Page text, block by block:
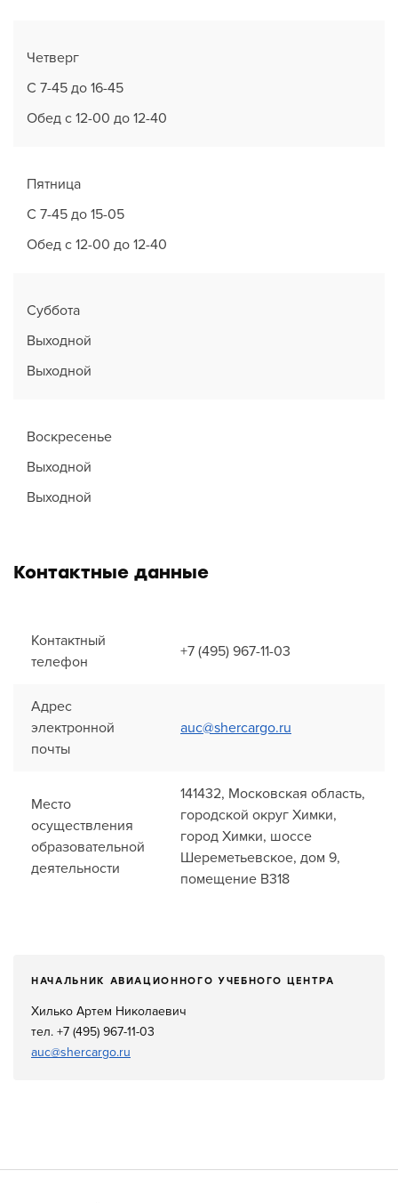
Четверг
С 7-45 до 16-45
Обед с 12-00 до 12-40
Пятница
С 7-45 до 15-05
Обед с 12-00 до 12-40
Суббота
Выходной
Выходной
Воскресенье
Выходной
Выходной
Контактные данные
Контактный
телефон
+7 (495) 967-11-03
Адрес
электронной
почты
auc@shercargo.ru
Место
осуществления
образовательной
деятельности
141432, Московская область,
городской округ Химки,
город Химки, шоссе
Шереметьевское, дом 9,
помещение В318
НАЧАЛЬНИК АВИАЦИОННОГО УЧЕБНОГО ЦЕНТРА
Хилько Артем Николаевич
тел. +7 (495) 967-11-03
auc@shercargo.ru